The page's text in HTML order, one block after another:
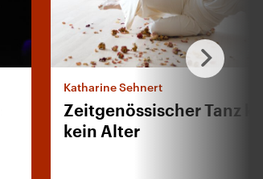
Katharine Sehnert
Zeitgenössischer Tanz
kein Alter